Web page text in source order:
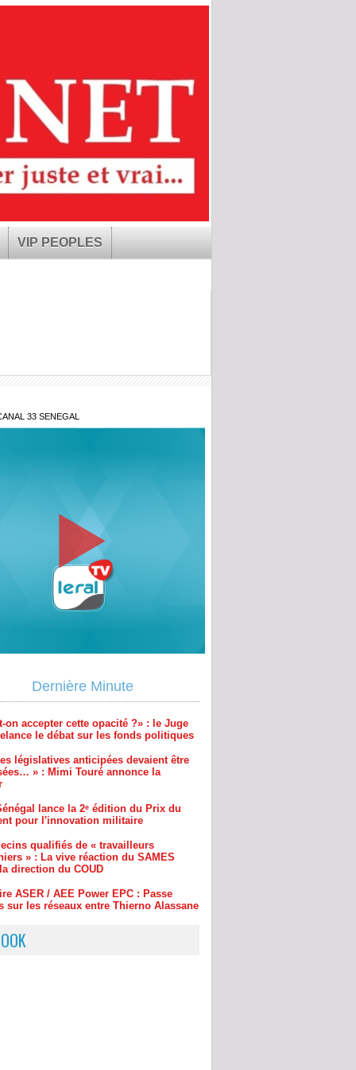
VIP PEOPLES
33 SENEGAL
Dernière Minute
le débat sur les fonds politiques
» : Mimi Touré annonce la
lance la 2ᵉ édition du Prix du
pour l'innovation militaire
» : La vive réaction du SAMES
direction du COUD
ASER / AEE Power EPC : Passe
sur les réseaux entre Thierno Alassane
Ba
Demba Bâ : cinq choses à savoir sur
des Présidents Abdoulaye Wade et